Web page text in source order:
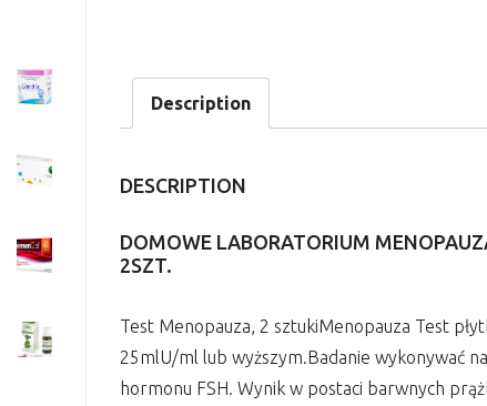
Description
DESCRIPTION
DOMOWE LABORATORIUM
2SZT.
Test Menopauza, 2 sztukiMenopauza Test
25mlU/ml lub wyższym.Badanie wykonywać
hormonu FSH. Wynik w postaci barwnych